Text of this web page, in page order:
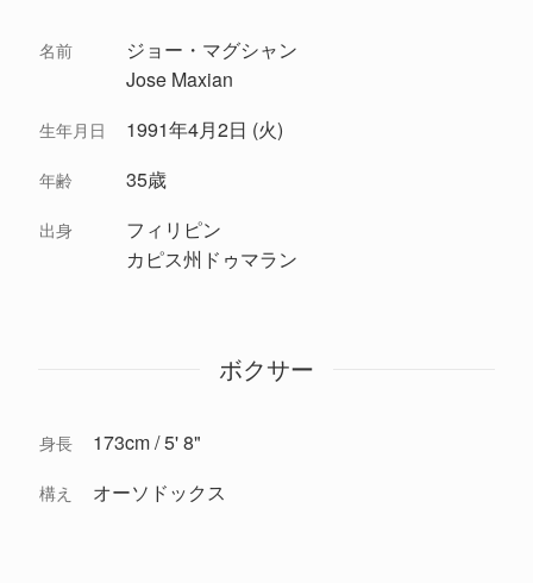
名前
ジョー・マグシャン
Jose Maxian
生年月日 1991年4月2日 (火)
年齢 35歳
出身
フィリピン
カピス州ドゥマラン
ボクサー
身長 173cm / 5' 8"
構え オーソドックス